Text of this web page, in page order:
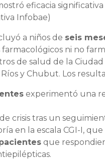
eficacia
Infobae)
a niños de seis
ni no
de salud de la
y Chubut. Los
experimentó una
crisis tras un
en la escala CGI-I,
que